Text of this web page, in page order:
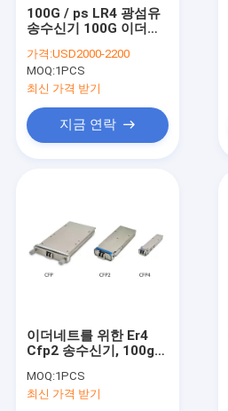
100G / ps LR4 광섬유
송수신기 100G 이더네
10Km 거리
가격:USD2000-2200
MOQ:1PCS
최신 가격 받기
지금 연락
이더네트를 위한 Er4
Cfp2 송수신기, 100g
MOQ:1PCS
최신 가격 받기